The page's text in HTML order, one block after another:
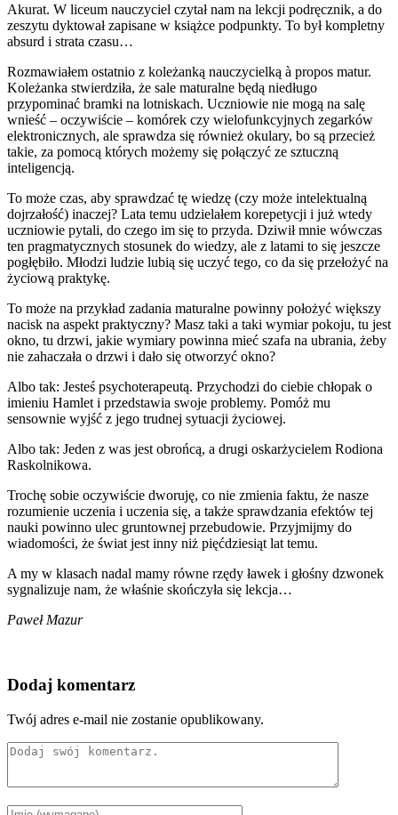
Akurat. W liceum nauczyciel czytał nam na lekcji podręcznik, a do
zeszytu dyktował zapisane w książce podpunkty. To był kompletny
absurd i strata czasu…
Rozmawiałem ostatnio z koleżanką nauczycielką à propos matur.
Koleżanka stwierdziła, że sale maturalne będą niedługo
przypominać bramki na lotniskach. Uczniowie nie mogą na salę
wnieść – oczywiście – komórek czy wielofunkcyjnych zegarków
elektronicznych, ale sprawdza się również okulary, bo są przecież
takie, za pomocą których możemy się połączyć ze sztuczną
inteligencją.
To może czas, aby sprawdzać tę wiedzę (czy może intelektualną
dojrzałość) inaczej? Lata temu udzielałem korepetycji i już wtedy
uczniowie pytali, do czego im się to przyda. Dziwił mnie wówczas
ten pragmatycznych stosunek do wiedzy, ale z latami to się jeszcze
pogłębiło. Młodzi ludzie lubią się uczyć tego, co da się przełożyć na
życiową praktykę.
To może na przykład zadania maturalne powinny położyć większy
nacisk na aspekt praktyczny? Masz taki a taki wymiar pokoju, tu jest
okno, tu drzwi, jakie wymiary powinna mieć szafa na ubrania, żeby
nie zahaczała o drzwi i dało się otworzyć okno?
Albo tak: Jesteś psychoterapeutą. Przychodzi do ciebie chłopak o
imieniu Hamlet i przedstawia swoje problemy. Pomóż mu
sensownie wyjść z jego trudnej sytuacji życiowej.
Albo tak: Jeden z was jest obrońcą, a drugi oskarżycielem Rodiona
Raskolnikowa.
Trochę sobie oczywiście dworuję, co nie zmienia faktu, że nasze
rozumienie uczenia i uczenia się, a także sprawdzania efektów tej
nauki powinno ulec gruntownej przebudowie. Przyjmijmy do
wiadomości, że świat jest inny niż pięćdziesiąt lat temu.
A my w klasach nadal mamy równe rzędy ławek i głośny dzwonek
sygnalizuje nam, że właśnie skończyła się lekcja…
Paweł Mazur
Dodaj komentarz
Twój adres e-mail nie zostanie opublikowany.